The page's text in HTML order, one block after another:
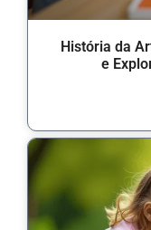
História da
e